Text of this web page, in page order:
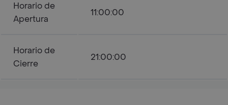
Horario de
Apertura
11:00:00
Horario de
Cierre
21:00:00